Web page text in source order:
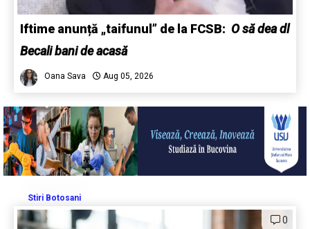
Iftime anunță „taifunul” de la FCSB: O să dea dl
Becali bani de acasă
Oana Sava Aug 05, 2026
Stiri Botosani
0